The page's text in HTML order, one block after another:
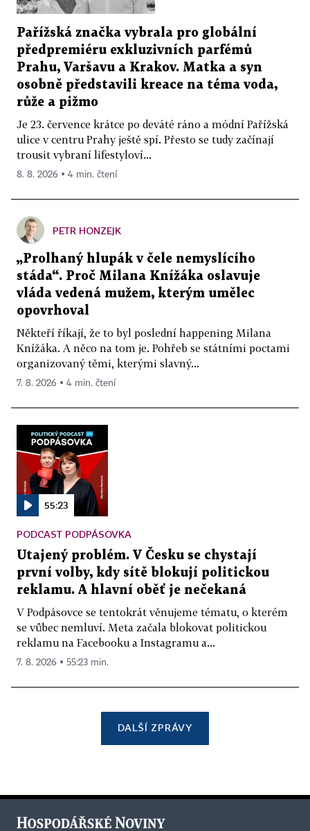
Pařížská značka vybrala pro globální
předpremiéru exkluzivních parfémů
Prahu, Varšavu a Krakov. Matka a syn
osobně představili kreace na téma voda,
růže a pižmo
Je 23. července krátce po deváté ráno a módní Pařížská
ulice v centru Prahy ještě spí. Přesto se tudy začínají
trousit vybraní lifestyloví...
8. 8. 2026 ▪ 4 min. čtení
PETR HONZEJK
„Prolhaný hlupák v čele nemyslícího
stáda“. Proč Milana Knížáka oslavuje
vláda vedená mužem, kterým umělec
opovrhoval
Někteří říkají, že to byl poslední happening Milana
Knížáka. A něco na tom je. Pohřeb se státními poctami
organizovaný těmi, kterými slavný...
7. 8. 2026 ▪ 4 min. čtení
55:23
PODCAST PODPÁSOVKA
Utajený problém. V Česku se chystají
první volby, kdy sítě blokují politickou
reklamu. A hlavní oběť je nečekaná
V Podpásovce se tentokrát věnujeme tématu, o kterém
se vůbec nemluví. Meta začala blokovat politickou
reklamu na Facebooku a Instagramu a...
7. 8. 2026 ▪ 55:23 min.
DALŠÍ ZPRÁVY